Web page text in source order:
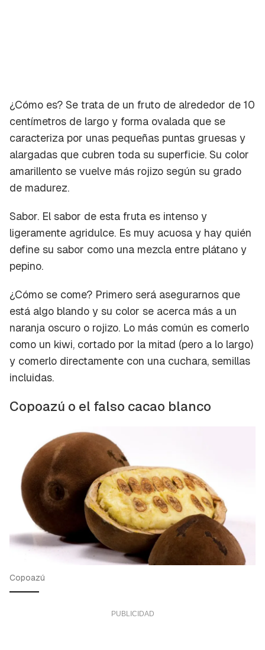
¿Cómo es? Se trata de un fruto de alrededor de 10
centímetros de largo y forma ovalada que se
caracteriza por unas pequeñas puntas gruesas y
alargadas que cubren toda su superficie. Su color
amarillento se vuelve más rojizo según su grado
de madurez.
Sabor. El sabor de esta fruta es intenso y
ligeramente agridulce. Es muy acuosa y hay quién
define su sabor como una mezcla entre plátano y
pepino.
¿Cómo se come? Primero será asegurarnos que
está algo blando y su color se acerca más a un
naranja oscuro o rojizo. Lo más común es comerlo
como un kiwi, cortado por la mitad (pero a lo largo)
y comerlo directamente con una cuchara, semillas
incluidas.
Copoazú o el falso cacao blanco
Copoazú